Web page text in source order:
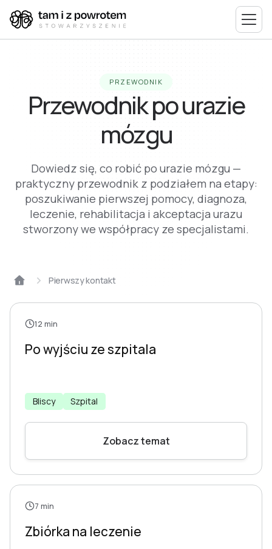
PRZEWODNIK
Przewodnik po urazie
mózgu
Dowiedz się, co robić po urazie mózgu —
praktyczny przewodnik z podziałem na etapy:
poszukiwanie pierwszej pomocy, diagnoza,
leczenie, rehabilitacja i akceptacja urazu
stworzony we współpracy ze specjalistami.
Pierwszy kontakt
12 min
Po wyjściu ze szpitala
Bliscy Szpital
Zobacz temat
7 min
Zbiórka na leczenie